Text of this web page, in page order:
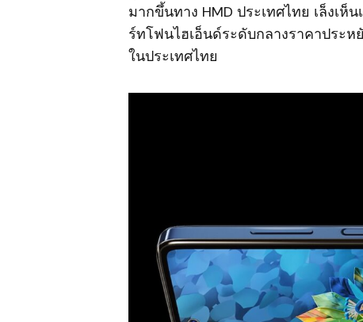
มากขึ้นทาง HMD ประเทศไทย เล็งเห็
ร์ทโฟนไฮเอ็นด์ระดับกลางราคาประห
ในประเทศไทย